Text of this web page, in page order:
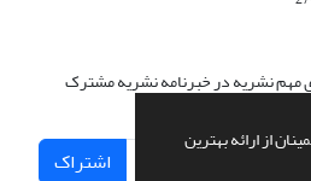
از ارائه بهترین
مهم نشریه در خبرنامه نشریه مشترک
اشتراک